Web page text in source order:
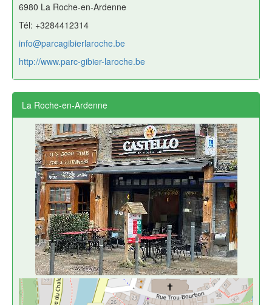
6980 La Roche-en-Ardenne
Tél: +3284412314
info@parcagibierlaroche.be
http://www.parc-gibier-laroche.be
La Roche-en-Ardenne